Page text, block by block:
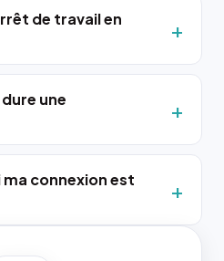
de travail en
une
connexion est